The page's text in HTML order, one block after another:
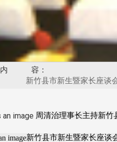
内 容：
新竹县市新生暨家长座谈
周清治理事长主持新竹
新竹县市新生暨家长座谈